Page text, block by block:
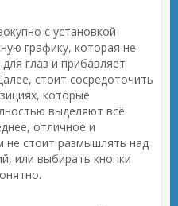
с установкой
графику, которая не
глаз и прибавляет
стоит сосредоточить
которые
выделяют всё
отличное и
не стоит размышлять над
или выбирать кнопки